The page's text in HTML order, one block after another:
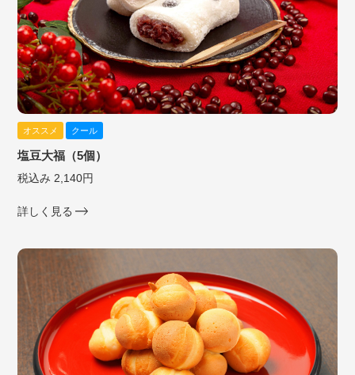
オススメ クール
塩豆大福（5個）
税込み 2,140円
詳しく見る